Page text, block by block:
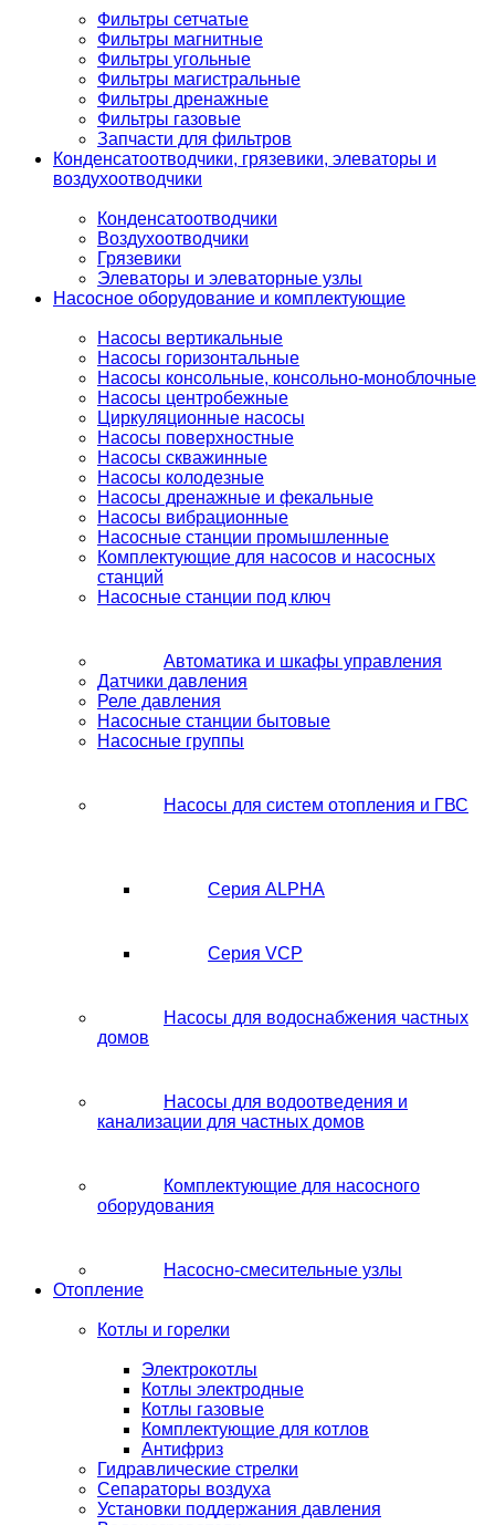
Фильтры сетчатые
Фильтры магнитные
Фильтры угольные
Фильтры магистральные
Фильтры дренажные
Фильтры газовые
Запчасти для фильтров
Конденсатоотводчики, грязевики, элеваторы и
воздухоотводчики
Конденсатоотводчики
Воздухоотводчики
Грязевики
Элеваторы и элеваторные узлы
Насосное оборудование и комплектующие
Насосы вертикальные
Насосы горизонтальные
Насосы консольные, консольно-моноблочные
Насосы центробежные
Циркуляционные насосы
Насосы поверхностные
Насосы скважинные
Насосы колодезные
Насосы дренажные и фекальные
Насосы вибрационные
Насосные станции промышленные
Комплектующие для насосов и насосных
станций
Насосные станции под ключ
Автоматика и шкафы управления
Датчики давления
Реле давления
Насосные станции бытовые
Насосные группы
Насосы для систем отопления и ГВС
Серия ALPHA
Серия VCP
Насосы для водоснабжения частных
домов
Насосы для водоотведения и
канализации для частных домов
Комплектующие для насосного
оборудования
Насосно-смесительные узлы
Отопление
Котлы и горелки
Электрокотлы
Котлы электродные
Котлы газовые
Комплектующие для котлов
Антифриз
Гидравлические стрелки
Сепараторы воздуха
Установки поддержания давления